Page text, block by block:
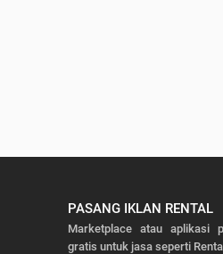
PASANG IKLAN RENTAL
Marketplace atau aplikasi
gratis untuk jasa seperti